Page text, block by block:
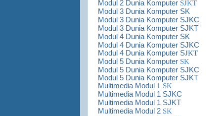
Modul 2 Dunia Komputer SJKT
Modul 3 Dunia Komputer SK
Modul 3 Dunia Komputer SJKC
Modul 3 Dunia Komputer SJKT
Modul 4 Dunia Komputer SK
Modul 4 Dunia Komputer SJKC
Modul 4 Dunia Komputer SJKT
Modul 5 Dunia Komputer SK
Modul 5 Dunia Komputer SJKC
Modul 5 Dunia Komputer SJKT
Multimedia Modul 1 SK
Multimedia Modul 1 SJKC
Multimedia Modul 1 SJKT
Multimedia Modul 2 SK